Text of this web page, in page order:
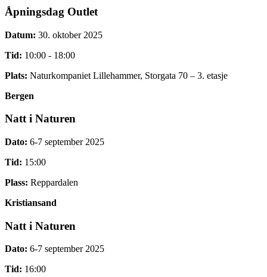
Åpningsdag Outlet
Datum: 30. oktober 2025
Tid: 10:00 - 18:00
Plats: Naturkompaniet Lillehammer, Storgata 70 – 3. etasje
Bergen
Natt i Naturen
Dato: 6-7 september 2025
Tid: 15:00
Plass: Reppardalen
Kristiansand
Natt i Naturen
Dato: 6-7 september 2025
Tid: 16:00